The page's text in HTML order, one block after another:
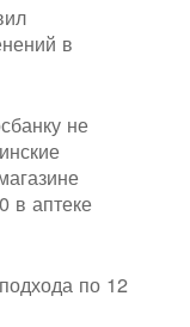
в
не
в аптеке
по 12